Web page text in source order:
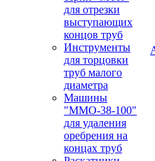
для отрезки
выступающих
концов труб
Инструменты
для торцовки
труб малого
диаметра
Машины
"ММО-38-100"
для удаления
оребрения на
концах труб